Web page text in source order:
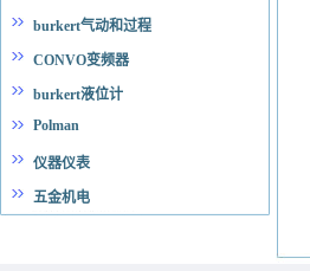
burkert气动和过程
CONVO变频器
burkert液位计
Polman
仪器仪表
五金机电